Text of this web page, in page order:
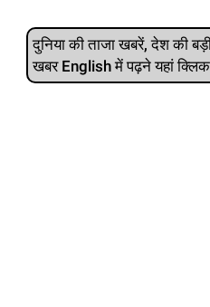
दुनिया की ताजा खबरें, देश की
खबर English में पढ़ने यहां